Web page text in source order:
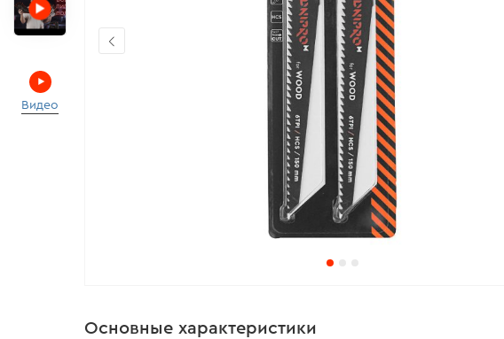
Видео
Основные характеристики